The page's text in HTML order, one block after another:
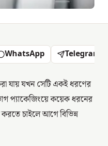
WhatsApp Telegram
যায় যখন সেটি একই ধরণের
প্যাকেজিংয়ে কয়েক ধরনের
চাইলে আগে বিভিন্ন